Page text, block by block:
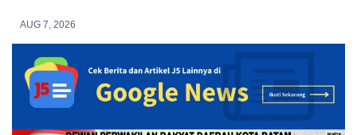
AUG 7, 2026